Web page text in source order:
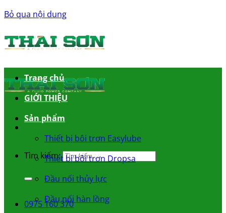
Bỏ qua nội dung
Tìm kiếm:
0975 160 370
Trang chủ
GIỚI THIỆU
Sản phẩm
Thiết bị bôi trơn Easylube
Thiết bị bôi trơn Dropsa
Đầu nối thủy lực
Đầu nối hàn lồng